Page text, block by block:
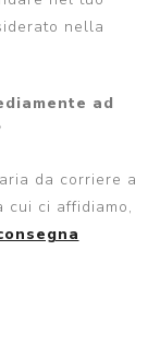
nella
ad
da corriere a
cui ci affidiamo,